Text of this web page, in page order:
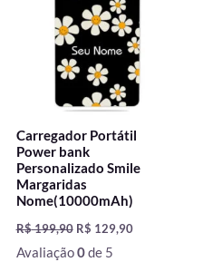
Carregador Portátil
Power bank
Personalizado Smile
Margaridas
Nome(10000mAh)
R$199,90 R$ 129,90
Avaliação0de 5